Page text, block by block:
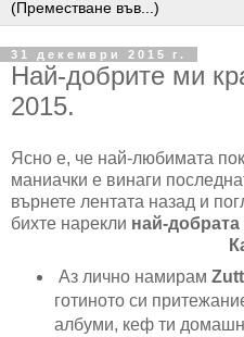
31 декември 2015 г.
Най-добрите ми
2015.
Ясно е, че най-любимата
маниачки е винаги
върнете лентата назад и
бихте нарекли най-добрата
Аз лично намирам
готиното си
албуми, кеф ти